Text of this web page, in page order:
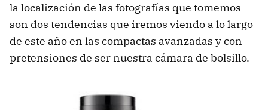
la localización de las fotografías que tomemos
son dos tendencias que iremos viendo a lo largo
de este año en las compactas avanzadas y con
pretensiones de ser nuestra cámara de bolsillo.